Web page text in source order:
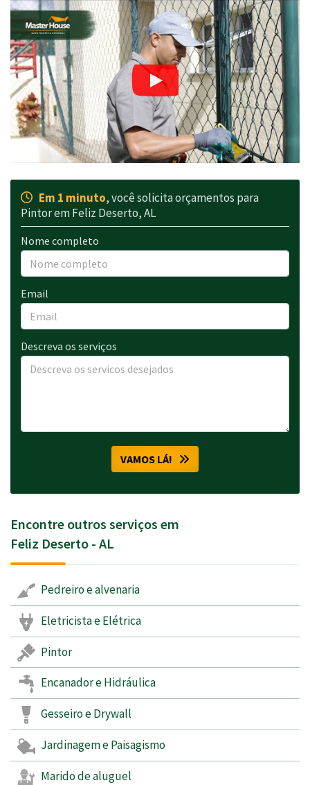
Em 1 minuto, você solicita orçamentos para
Pintor em Feliz Deserto, AL
Nome completo
Email
Descreva os serviços
VAMOS LÁ!
Encontre outros serviços em
Feliz Deserto - AL
Pedreiro e alvenaria
Eletricista e Elétrica
Pintor
Encanador e Hidráulica
Gesseiro e Drywall
Jardinagem e Paisagismo
Marido de aluguel